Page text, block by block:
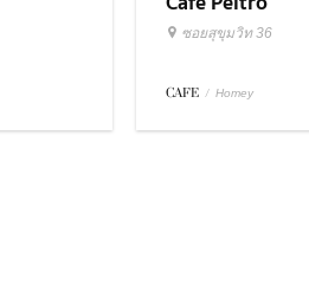
ซอยสุขุมวิท 36
CAFE / Homey